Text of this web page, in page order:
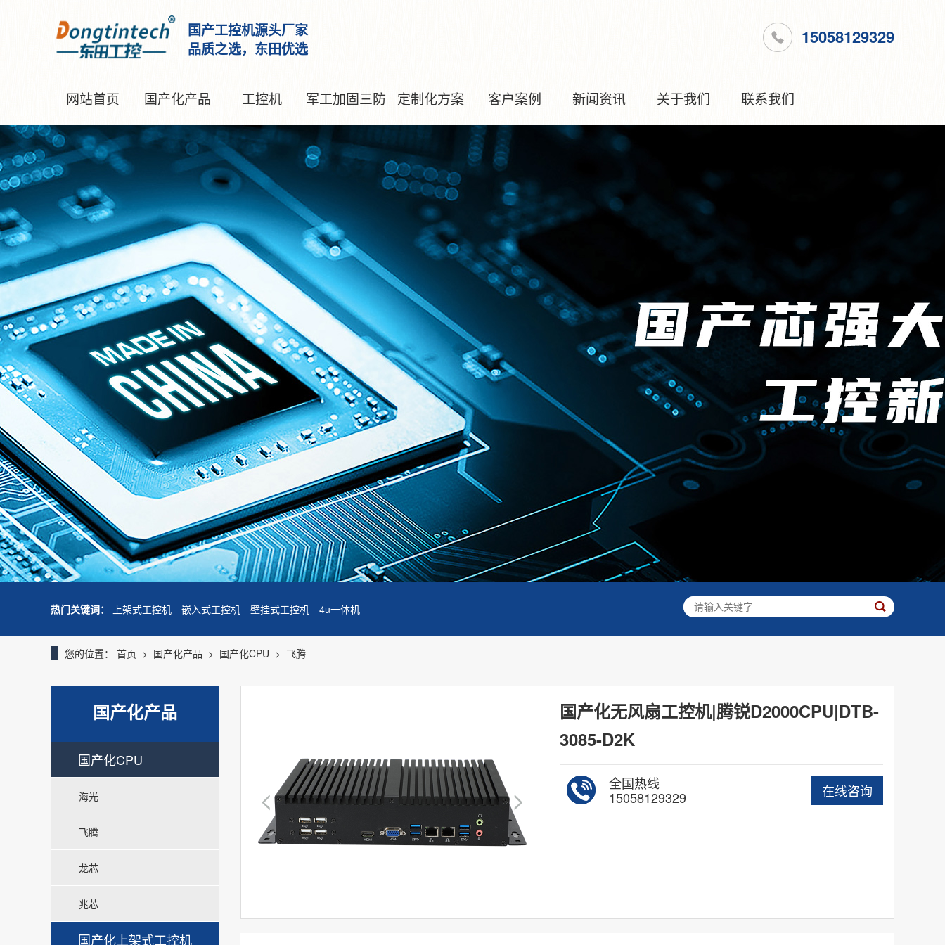
国产工控机源头厂家
品质之选，东田优选
15058129329
网站首页 国产化产品 工控机 军工加固三防 定制化方案 客户案例 新闻资讯 关于我们 联系我们
热门关键词： 上架式工控机 嵌入式工控机 壁挂式工控机 4u一体机
您的位置： 首页 > 国产化产品 > 国产化CPU > 飞腾
国产化产品
国产化CPU
海光
飞腾
龙芯
兆芯
国产化上架式工控机
国产化无风扇工控机|腾锐D2000CPU|DTB-
3085-D2K
在线咨询
全国热线
15058129329